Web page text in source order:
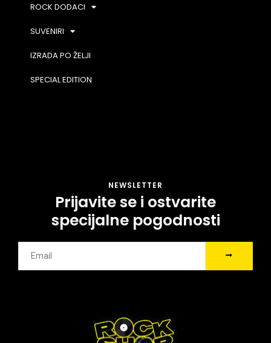
ROCK DODACI
SUVENIRI
IZRADA PO ŽELJI
SPECIAL EDITION
NEWSLETTER
Prijavite se i ostvarite
specijalne pogodnosti